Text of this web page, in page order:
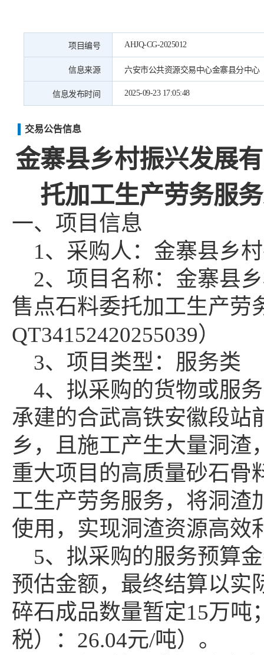
项目编号 AHJQ-CG-2025012
信息来源 六安市公共资源交易中心金寨县分中心
信息发布时间 2025-09-23 17:05:48
交易公告信息
金寨县乡村振兴发展
托加工生产劳务服
一、项目信息
1、采购人：金寨县乡
2、项目名称：金寨县
售点石料委托加工生产劳
QT34152420255039）
3、项目类型：服务类
4、拟采购的货物或服
承建的合武高铁安徽段站
乡，且施工产生大量洞渣
重大项目的高质量砂石骨
工生产劳务服务，将洞渣
使用，实现洞渣资源高效
5、拟采购的服务预算
预估金额，最终结算以实
碎石成品数量暂定15万吨
税）：26.04元/吨）。